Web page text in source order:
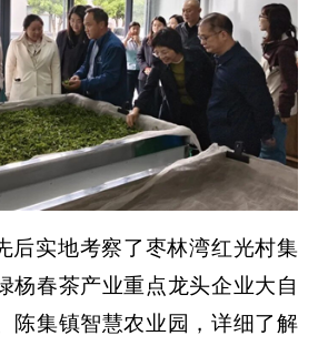
后实地考察了枣林湾红光村集
杨春茶产业重点龙头企业大自
陈集镇智慧农业园，详细了解